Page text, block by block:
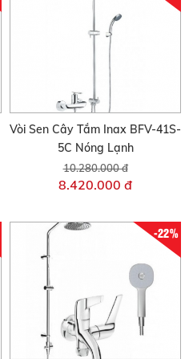
Vòi Sen Cây Tắm Inax BFV-41S-
5C Nóng Lạnh
10.280.000 đ
8.420.000 đ
-22%